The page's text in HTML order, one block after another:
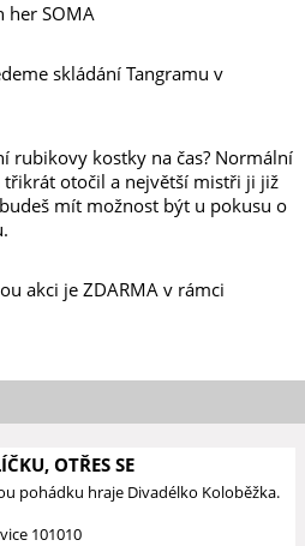
her SOMA
skládání Tangramu v
rubikovy kostky na čas? Normální
otočil a největší mistři ji již
mít možnost být u pokusu o
akci je ZDARMA v rámci
OTŘES SE
pohádku hraje Divadélko Koloběžka.
101010